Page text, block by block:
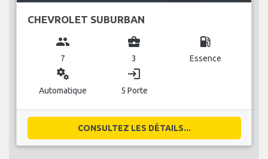
CHEVROLET SUBURBAN
group
7
business_center
3
local_gas_station
Essence
miscellaneous_services
Automatique
login
5 Porte
CONSULTEZ LES DÉTAILS...